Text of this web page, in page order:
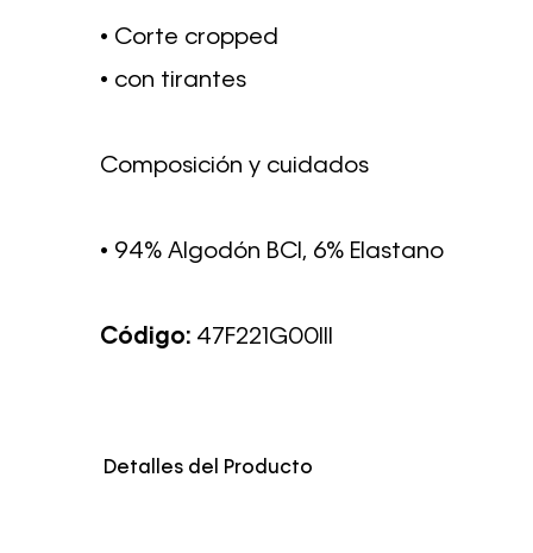
• Corte cropped
• con tirantes
Composición y cuidados
• 94% Algodón BCI, 6% Elastano
Código: 47F221G00III
Detalles del Producto